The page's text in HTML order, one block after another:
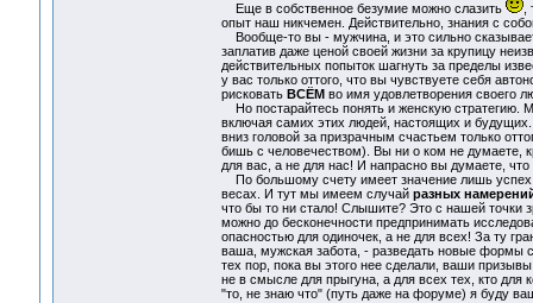
Еще в собственное безумие можно слазить
,
опыт наш никчемен. Действительно, знания с
Вообще-то вы - мужчина, и это сильно
заплатив даже ценой своей жизни за крупицу
действительных попыток шагнуть за пределы
у вас только оттого, что вы чувствуете себя
рисковать ВСЁМ во имя удовлетворения своего
Но постарайтесь понять и женскую стратегию.
включая самих этих людей, настоящих и
вниз головой за призрачным счастьем только
бишь с человечеством). Вы ни о ком не думаете,
для вас, а не для нас! И напрасно вы думаете,
По большому счету имеет значение лишь успех
весах. И тут мы имеем случай разных
что бы то ни стало! Слышите? Это с нашей точки
можно до бесконечности предпринимать
опасностью для одиночек, а не для всех! За ту
ваша, мужская забота, - разведать новые формы
тех пор, пока вы этого нее сделали, ваши
не в смысле для прыгуна, а для всех тех, кто для
"то, не знаю что" (путь даже на форуме) я буду